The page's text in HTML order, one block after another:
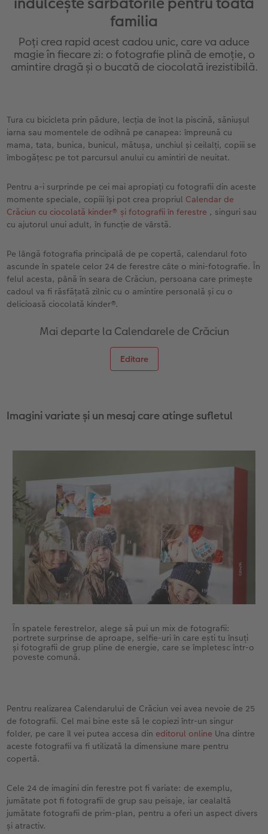
Exemplele clienților
CEWE FOTOCARTE Kids
Nature Prints
Poster Premium
Fotografii standard
Cutii cu fotografii
Fotosticker
Sticker instant
Fotografie Aludibond
Fotografie pe Forex
Baghete pentru poster
Hexxas
Decorațiuni de perete din mai multe părți
Bandă foto
Fotografii retro XXL
Felicitări
Rechizite școlare și de birou
Textile
Art Prints
CEWE FOTOCARTE Kids
Povești CEWE
Idei de cadouri pentru cei dragi
Călătorie
Nuntă
familia
Poți crea rapid acest cadou unic, care va aduce
magie în fiecare zi: o fotografie plină de emoție, o
amintire dragă și o bucată de ciocolată irezistibilă.
Tura cu bicicleta prin pădure, lecția de înot la piscină, săniușul
iarna sau momentele de odihnă pe canapea: împreună cu
mama, tata, bunica, bunicul, mătușa, unchiul și ceilalți, copiii se
îmbogățesc pe tot parcursul anului cu amintiri de neuitat.
Pentru a-i surprinde pe cei mai apropiați cu fotografii din aceste
momente speciale, copiii își pot crea propriul Calendar de
Crăciun cu ciocolată kinder® și fotografii în ferestre , singuri sau
cu ajutorul unui adult, în funcție de vârstă.
Pe lângă fotografia principală de pe copertă, calendarul foto
ascunde în spatele celor 24 de ferestre câte o mini-fotografie. În
felul acesta, până în seara de Crăciun, persoana care primește
cadoul va fi răsfățată zilnic cu o amintire personală și cu o
delicioasă ciocolată kinder®.
Mai departe la Calendarele de Crăciun
Editare
Imagini variate și un mesaj care atinge sufletul
În spatele ferestrelor, alege să pui un mix de fotografii:
portrete surprinse de aproape, selfie-uri în care ești tu însuți
și fotografii de grup pline de energie, care se împletesc într-o
poveste comună.
Pentru realizarea Calendarului de Crăciun vei avea nevoie de 25
de fotografii. Cel mai bine este să le copiezi într-un singur
folder, pe care îl vei putea accesa din editorul online Una dintre
aceste fotografii va fi utilizată la dimensiune mare pentru
copertă.
Cele 24 de imagini din ferestre pot fi variate: de exemplu,
jumătate pot fi fotografii de grup sau peisaje, iar cealaltă
jumătate fotografii de prim-plan, pentru a oferi un aspect divers
și atractiv.